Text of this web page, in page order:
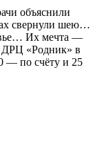
объяснили
свернули шею…
Их мечта —
ДРЦ «Родник» в
— по счёту и 25